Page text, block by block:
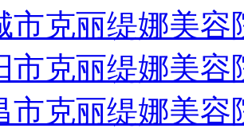
市克丽缇娜美容
市克丽缇娜美容
市克丽缇娜美容